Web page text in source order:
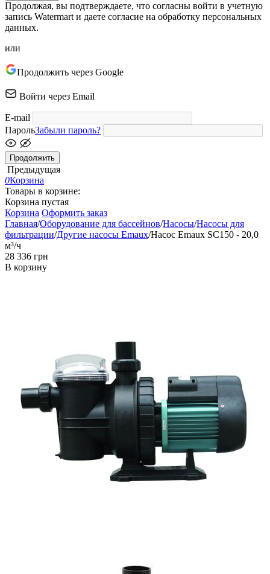
Продолжая, вы подтверждаете, что согласны войти в учетную
запись Watermart и даете согласие на обработку персональных
данных.
или
Продолжить через Google
Войти через Email
E-mail
ПарольЗабыли пароль?
Продолжить
Предыдущая
0Корзина
Товары в корзине:
Корзина пустая
Корзина Оформить заказ
Главная/Оборудование для бассейнов/Насосы/Насосы для
фильтрации/Другие насосы Emaux/Насос Emaux SC150 - 20,0
м³/ч
‍28 336‍ грн
В корзину